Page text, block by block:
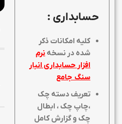
حسابداری :
کلیه امکانات ذکر
شده در نسخه نرم
افزار حسابداری انبار
سنگ جامع
تعریف دسته چک
،چاپ چک ، ابطال
چک و گزارش کامل